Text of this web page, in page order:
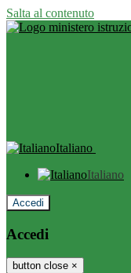
Salta al contenuto
Italiano
Italiano
Accedi
Accedi
button close ×